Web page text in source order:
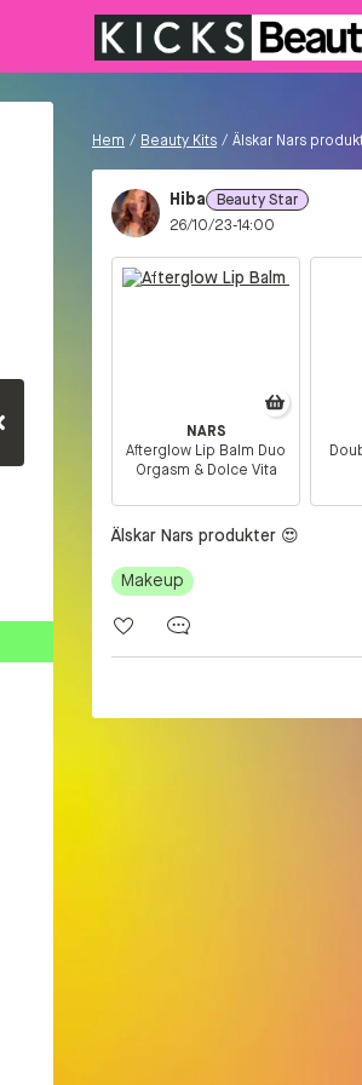
Hem / Beauty Kits / Älskar Nars
Hiba
Beauty Star
26/10/23-14:00
NARS
Afterglow Lip Balm Duo
Orgasm & Dolce Vita
Älskar Nars produkter 😍
Makeup